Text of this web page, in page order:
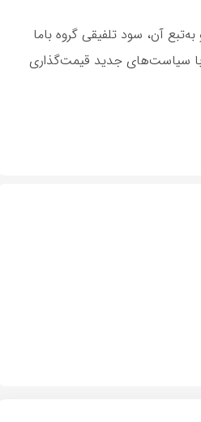
آن، سود تلفیقی گروه باما
با سیاست‌های جدید قیمت‌گذاری